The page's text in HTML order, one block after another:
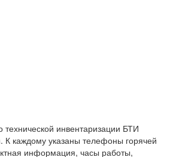
инвентаризации БТИ
К каждому указаны телефоны горячей
информация, часы работы,